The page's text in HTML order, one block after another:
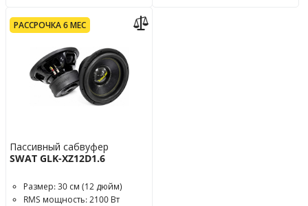
РАССРОЧКА 6 МЕС
Пассивный сабвуфер
SWAT GLK-XZ12D1.6
Размер: 30 см (12 дюйм)
RMS мощность: 2100 Вт